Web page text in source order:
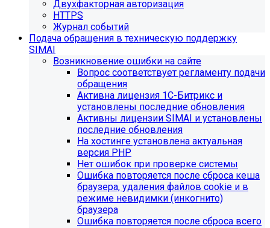
Двухфакторная авторизация
HTTPS
Журнал событий
Подача обращения в техническую поддержку
SIMAI
Возникновение ошибки на сайте
Вопрос соответствует регламенту подачи
обращения
Активна лицензия 1С-Битрикс и
установлены последние обновления
Активны лицензии SIMAI и установлены
последние обновления
На хостинге установлена актуальная
версия PHP
Нет ошибок при проверке системы
Ошибка повторяется после сброса кеша
браузера, удаления файлов cookie и в
режиме невидимки (инкогнито)
браузера
Ошибка повторяется после сброса всего